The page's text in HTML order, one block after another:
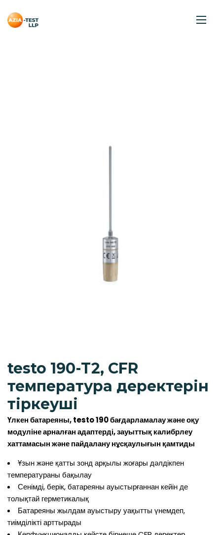
testo 190-T2, CFR
температура деректерін
тіркеуші
Үлкен батареяны, testo 190 бағдарламалау және оқу
модуліне арналған адаптерді, зауыттық калибрлеу
хаттамасын және пайдалану нұсқаулығын қамтиды
Ұзын және қатты зонд арқылы жоғары дәлдікпен
температураны бақылау
Сенімді, берік, батареяны ауыстырғаннан кейін де
толықтай герметикалық
Батареяны жылдам ауыстыру уақытты үнемдеп,
тиімділікті арттырады